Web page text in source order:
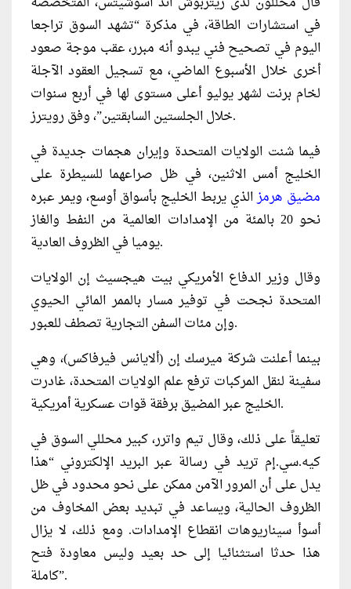
في استشارات الطاقة، في مذكرة “تشهد السوق تراجعا
اليوم في تصحيح فني يبدو أنه مبرر، عقب موجة صعود
أخرى خلال الأسبوع الماضي، مع تسجيل العقود الآجلة
لخام برنت لشهر يوليو أعلى مستوى لها في أربع سنوات
خلال الجلستين السابقتين”، وفق رويترز.
فيما شنت الولايات المتحدة وإيران هجمات جديدة في
الخليج أمس الاثنين، ‌في ظل ⁠صراعهما للسيطرة على
مضيق هرمزالذي يربط الخليج بأسواق أوسع، ويمر عبره
نحو 20 بالمئة من الإمدادات العالمية من النفط والغاز
يوميا في الظروف العادية.
وقال وزير الدفاع الأمريكي بيت هيجسيث إن الولايات
المتحدة نجحت في توفير مسار بالممر المائي الحيوي
وإن مئات السفن التجارية تصطف للعبور.
بينما أعلنت شركة ميرسك إن (ألايانس فيرفاكس)، وهي
سفينة ⁠لنقل المركبات ترفع علم الولايات المتحدة، غادرت
الخليج عبر المضيق برفقة قوات عسكرية أمريكية.
تعليقاً على ذلك، وقال تيم واترر، كبير محللي السوق في
كيه.سي.إم تريد في رسالة عبر البريد الإلكتروني “هذا
يدل على أن المرور الآمن ممكن على نحو ⁠محدود في ظل
الظروف الحالية، ويساعد في تبديد بعض المخاوف من
أسوأ سيناريوهات انقطاع الإمدادات. ومع ذلك، لا يزال
هذا حدثا استثنائيا إلى حد بعيد وليس معاودة فتح
كاملة”.